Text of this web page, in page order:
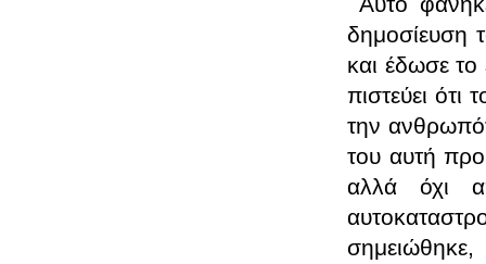
δημοσίευση
και έδωσε
πιστεύει ότι
την
του αυτή
αλλά όχι